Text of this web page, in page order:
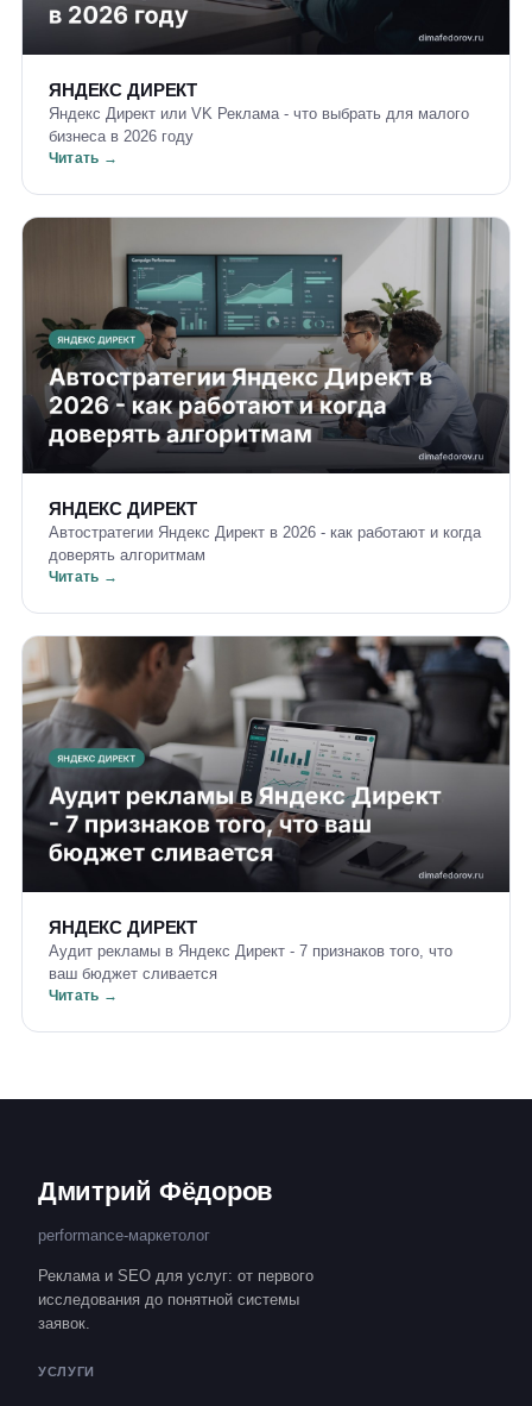
ЯНДЕКС ДИРЕКТ
Яндекс Директ или VK Реклама - что выбрать для малого
бизнеса в 2026 году
Читать →
ЯНДЕКС ДИРЕКТ
Автостратегии Яндекс Директ в 2026 - как работают и когда
доверять алгоритмам
Читать →
ЯНДЕКС ДИРЕКТ
Аудит рекламы в Яндекс Директ - 7 признаков того, что
ваш бюджет сливается
Читать →
Дмитрий Фёдоров
performance-маркетолог
Реклама и SEO для услуг: от первого
исследования до понятной системы
заявок.
УСЛУГИ